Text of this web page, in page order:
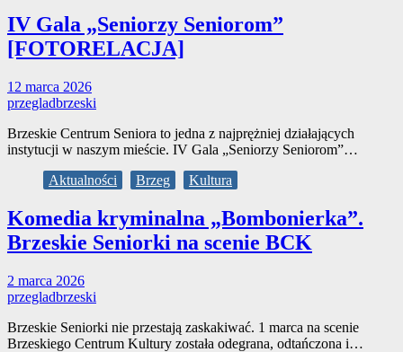
IV Gala „Seniorzy Seniorom”
[FOTORELACJA]
12 marca 2026
przegladbrzeski
Brzeskie Centrum Seniora to jedna z najprężniej działających
instytucji w naszym mieście. IV Gala „Seniorzy Seniorom”…
Aktualności
Brzeg Kultura
Komedia kryminalna „Bombonierka”.
Brzeskie Seniorki na scenie BCK
2 marca 2026
przegladbrzeski
Brzeskie Seniorki nie przestają zaskakiwać. 1 marca na scenie
Brzeskiego Centrum Kultury została odegrana, odtańczona i…